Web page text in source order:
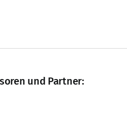
und Partner: